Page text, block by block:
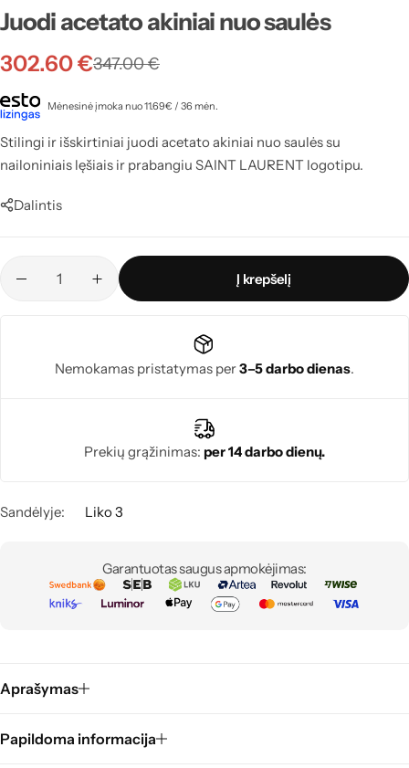
Juodi acetato akiniai nuo saulės
347.00€
302.60€
Mėnesinė įmoka nuo 11.69€ / 36 mėn.
Stilingi ir išskirtiniai juodi acetato akiniai nuo saulės su
nailoniniais lęšiais ir prabangiu SAINT LAURENT logotipu.
Dalintis
Į krepšelį
Nemokamas pristatymas per3–5 darbo dienas.
Prekių grąžinimas: per 14 darbo dienų.
Sandėlyje: Liko 3
Garantuotas saugus apmokėjimas:
Aprašymas
Papildoma informacija